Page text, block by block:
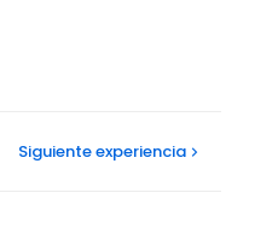
Siguienteexperiencia